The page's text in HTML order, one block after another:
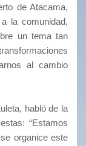
de Atacama,
la comunidad,
un tema tan
al cambio
habló de la
“Estamos
organice este